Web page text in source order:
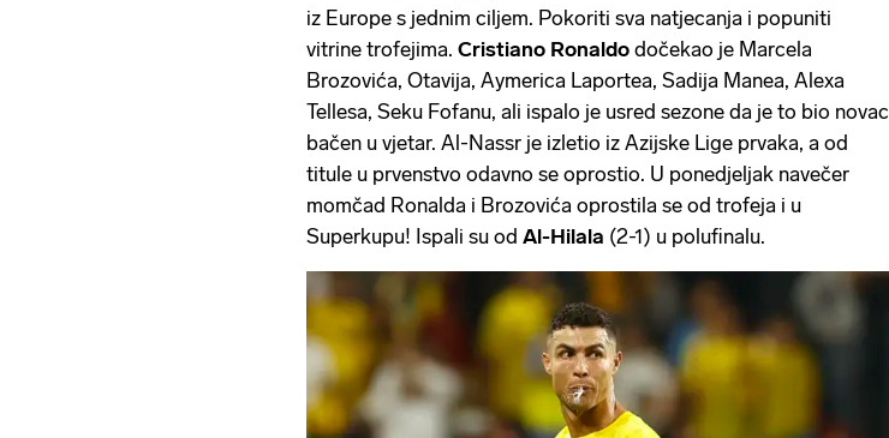
iz Europe s jednim ciljem. Pokoriti sva natjecanja i popuniti
vitrine trofejima. Cristiano Ronaldo dočekao je Marcela
Brozovića, Otavija, Aymerica Laportea, Sadija Manea, Alexa
Tellesa, Seku Fofanu, ali ispalo je usred sezone da je to bio novac
bačen u vjetar. Al-Nassr je izletio iz Azijske Lige prvaka, a od
titule u prvenstvo odavno se oprostio. U ponedjeljak navečer
momčad Ronalda i Brozovića oprostila se od trofeja i u
Superkupu! Ispali su od Al-Hilala (2-1) u polufinalu.